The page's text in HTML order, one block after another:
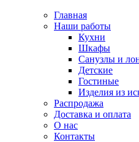
Главная
Наши работы
Кухни
Шкафы
Санузлы и
Детские
Гостиные
Изделия из
Распродажа
Доставка и оплата
О нас
Контакты